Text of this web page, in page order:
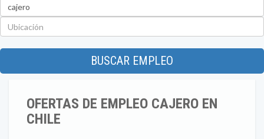
BUSCAR EMPLEO
OFERTAS DE EMPLEO CAJERO EN
CHILE